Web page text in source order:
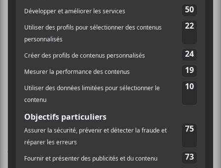
Montréal
Voir Lieu site web
Guerilla Poubelle : Tournée La
nausée 2018
Ragers : Lancement de
Laissez un commentaire